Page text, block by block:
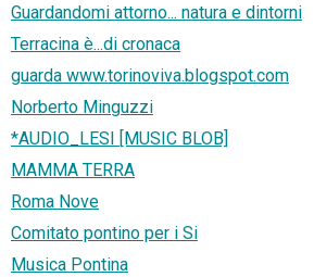
Guardandomi attorno... natura e dintorni
Terracina è...di cronaca
guarda www.torinoviva.blogspot.com
Norberto Minguzzi
*AUDIO_LESI [MUSIC BLOB]
MAMMA TERRA
Roma Nove
Comitato pontino per i Si
Musica Pontina